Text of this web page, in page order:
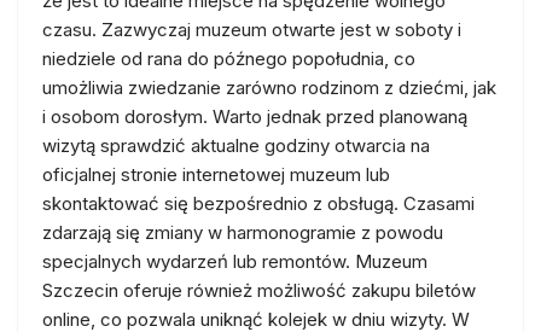
czasu. Zazwyczaj muzeum otwarte jest w soboty i
niedziele od rana do późnego popołudnia, co
umożliwia zwiedzanie zarówno rodzinom z dziećmi, jak
i osobom dorosłym. Warto jednak przed planowaną
wizytą sprawdzić aktualne godziny otwarcia na
oficjalnej stronie internetowej muzeum lub
skontaktować się bezpośrednio z obsługą. Czasami
zdarzają się zmiany w harmonogramie z powodu
specjalnych wydarzeń lub remontów. Muzeum
Szczecin oferuje również możliwość zakupu biletów
online, co pozwala uniknąć kolejek w dniu wizyty. W